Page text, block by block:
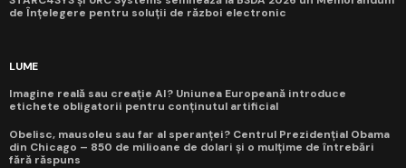
de Înțelegere pentru soluții de război electronic
LUME
Imagine reală sau creație AI? Uniunea Europeană introduce
etichete obligatorii pentru conținutul artificial
Obelisc, mausoleu sau far al speranței? Centrul Prezidențial Obama
din Chicago – 850 de milioane de dolari și o mulțime de întrebări
fără răspuns